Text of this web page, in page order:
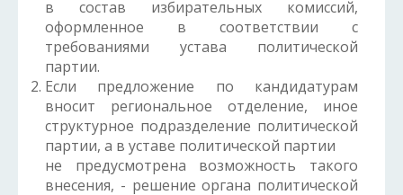
в состав избирательных комиссий,
оформленное в соответствии с
требованиями устава политической
партии.
Если предложение по кандидатурам
вносит региональное отделение, иное
структурное подразделение политической
партии, а в уставе политической партии
не предусмотрена возможность такого
внесения, - решение органа политической